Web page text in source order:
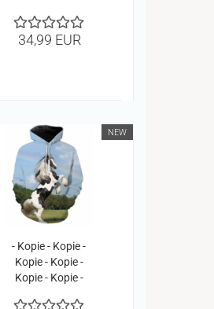
34,99 EUR
NEW
- Kopie - Kopie -
Kopie - Kopie -
Kopie - Kopie -